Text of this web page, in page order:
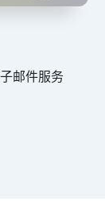
邮件服务